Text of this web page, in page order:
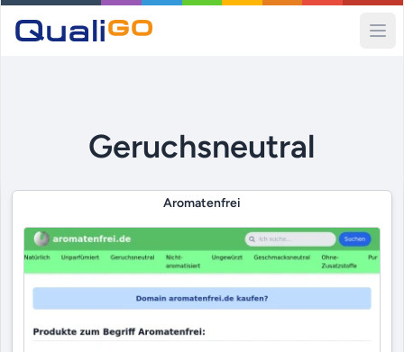
Geruchsneutral
Aromatenfrei